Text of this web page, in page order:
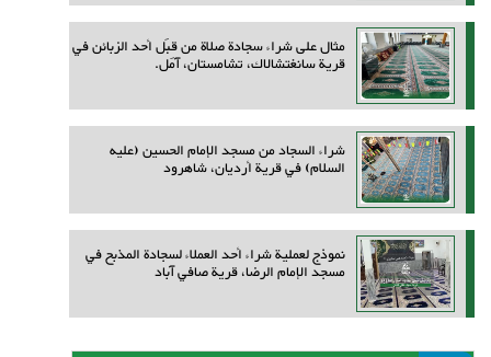
مثال على شراء سجادة صلاة من قِبَل أحد الزبائن في
قرية سانغتشالاك، تشامستان، آمل.
شراء السجاد من مسجد الإمام الحسين (عليه
السلام) في قرية أرديان، شاهرود
نموذج لعملية شراء أحد العملاء لسجادة المذبح في
مسجد الإمام الرضا، قرية صافي آباد